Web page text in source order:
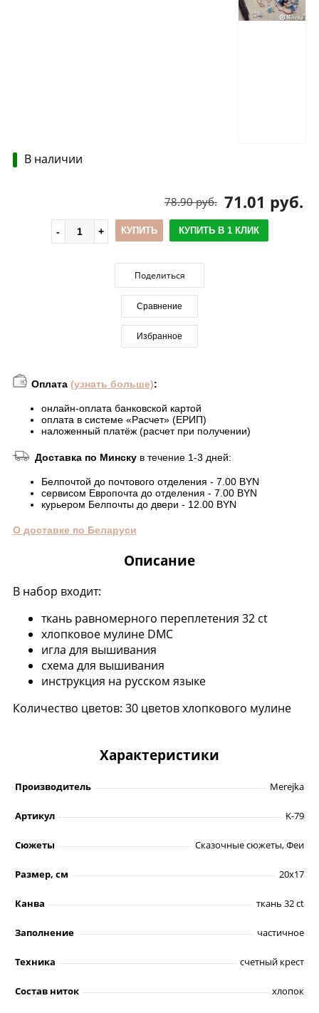
В наличии
71.01 руб.
78.90 руб.
КУПИТЬ КУПИТЬ В 1 КЛИК
Поделиться
Сравнение
Избранное
Оплата (узнать больше):
онлайн-оплата банковской картой
оплата в системе «Расчет» (ЕРИП)
наложенный платёж (расчет при получении)
Доставка по Минску в течение 1-3 дней:
Белпочтой до почтового отделения - 7.00 BYN
сервисом Европочта до отделения - 7.00 BYN
курьером Белпочты до двери - 12.00 BYN
О доставке по Беларуси
Описание
В набор входит:
ткань равномерного переплетения 32 ct
хлопковое мулине DMC
игла для вышивания
схема для вышивания
инструкция на русском языке
Количество цветов: 30 цветов хлопкового мулине
Характеристики
Производитель Merejka
Артикул K-79
Сюжеты Сказочные сюжеты, Феи
Размер, см 20х17
Канва ткань 32 ct
Заполнение частичное
Техника счетный крест
Состав ниток хлопок